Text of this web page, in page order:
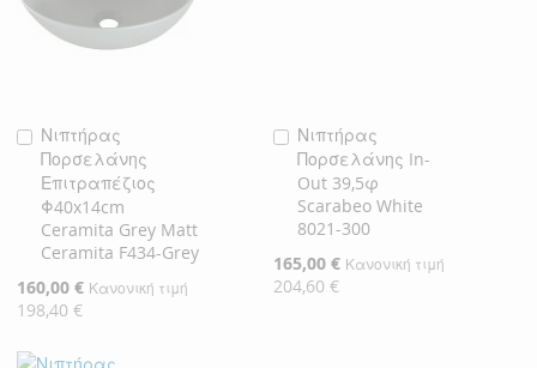
Νιπτήρας
Πορσελάνης
Επιτραπέζιος
Φ40x14cm
Ceramita Grey Matt
Ceramita F434-Grey
Ειδική
Τιμή
160,00 € Κανονική τιμή
198,40 €
Προσθήκη
στο
Καλάθι
Νιπτήρας
Πορσελάνης In-
Out 39,5φ
Scarabeo White
8021-300
Ειδική
Τιμή
165,00 € Κανονική τιμή
204,60 €
Προσθήκη
στο
Καλάθι